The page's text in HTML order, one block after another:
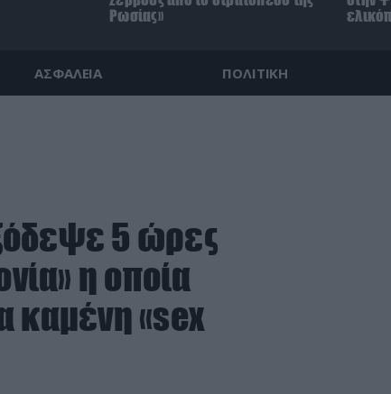
Ρωσίας»
ΑΣΦΑΛΕΙΑ ΠΟΛΙΤΙΚΗ
5 ώρες
η οποία
καμένη «sex